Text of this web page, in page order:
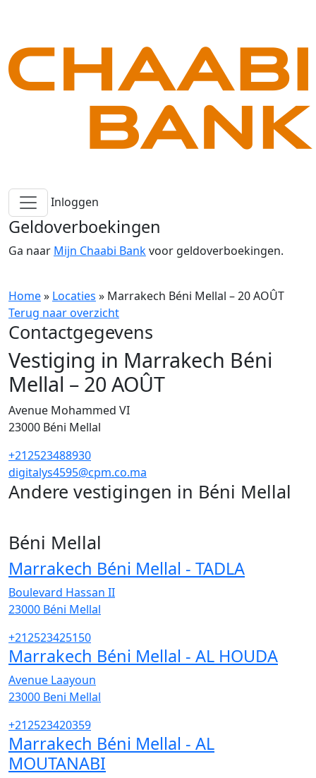
Inloggen
Geldoverboekingen
Ga naar Mijn Chaabi Bankvoor geldoverboekingen.
Home» Locaties » Marrakech Béni Mellal – 20 AOÛT
Terug naar overzicht
Contactgegevens
Vestiging in Marrakech Béni
Mellal – 20 AOÛT
Avenue Mohammed VI
23000 Béni Mellal
+212523488930
digitalys4595@cpm.co.ma
Andere vestigingen in Béni Mellal
Béni Mellal
Marrakech Béni Mellal - TADLA
Boulevard Hassan II
23000 Béni Mellal
+212523425150
Marrakech Béni Mellal - AL HOUDA
Avenue Laayoun
23000 Beni Mellal
+212523420359
Marrakech Béni Mellal - AL
MOUTANABI